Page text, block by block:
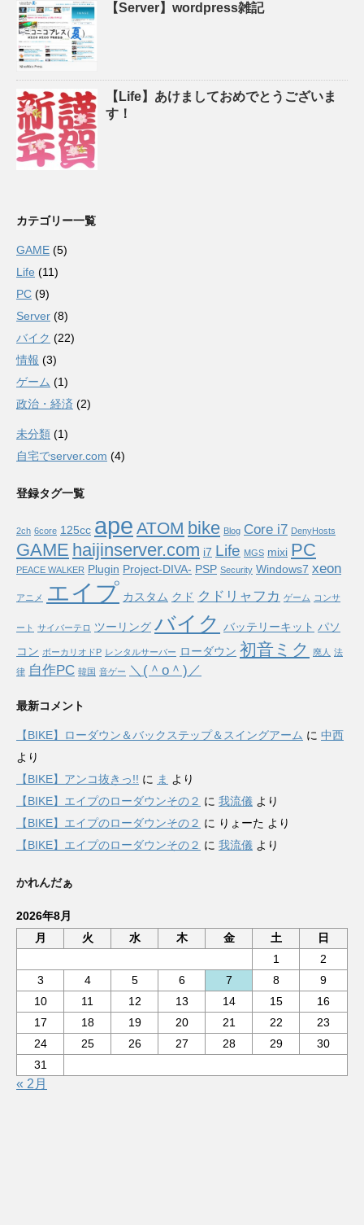
【Server】wordpress雑記
【Life】あけましておめでとうございま
す！
カテゴリー一覧
GAME (5)
Life (11)
PC (9)
Server (8)
バイク (22)
情報 (3)
ゲーム (1)
政治・経済 (2)
未分類 (1)
自宅でserver.com (4)
登録タグ一覧
2ch 6core 125cc ape ATOM bike Blog Core i7 DenyHosts
GAME haijinserver.com i7 Life MGS mixi PC
PEACE WALKER Plugin Project-DIVA- PSP Security Windows7 xeon
アニメ エイプ カスタム クド クドリャフカ ゲーム コンサ
ート サイバーテロ ツーリング バイク バッテリーキット パソ
コン ボーカリオドP レンタルサーバー ローダウン 初音ミク 廃人 法
律 自作PC 韓国 音ゲー ＼(＾o＾)／
最新コメント
【BIKE】ローダウン＆バックステップ＆スイングアーム に 中西
より
【BIKE】アンコ抜きっ!! に ま より
【BIKE】エイプのローダウンその２ に 我流儀 より
【BIKE】エイプのローダウンその２ に りょーた より
【BIKE】エイプのローダウンその２ に 我流儀 より
かれんだぁ
2026年8月
月
火 水 木 金 土
日
1
2
3
4 5 6 7 8
9
10
11 12 13 14 15
16
17
18 19 20 21 22
23
24
25 26 27 28 29
30
31
« 2月